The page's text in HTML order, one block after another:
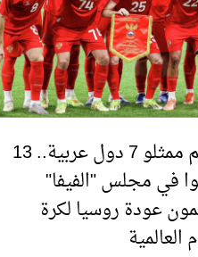
بينهم ممثلو 7 دول عربية.. 13
في مجلس "الفيفا"
عودة روسيا لكرة
العالمية